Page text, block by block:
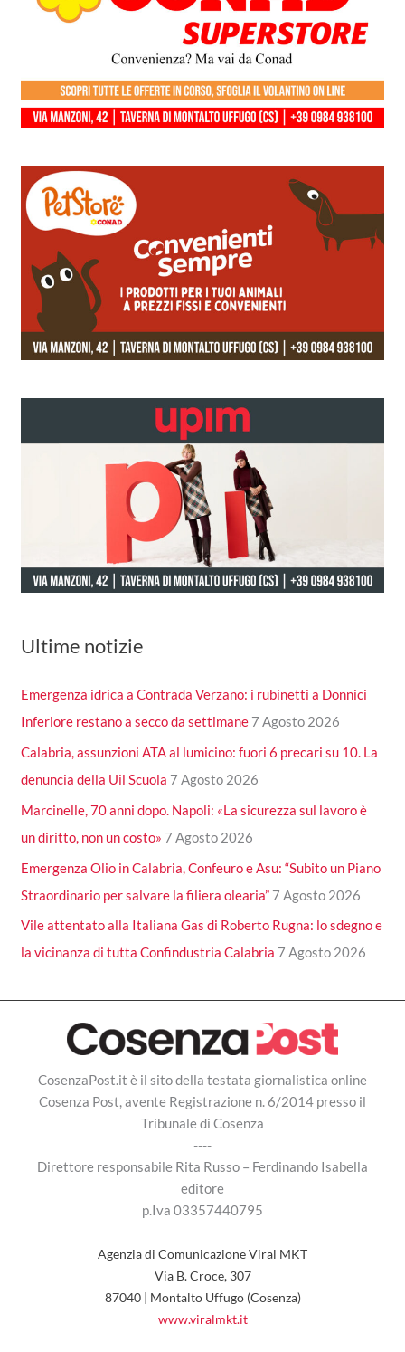
Ultime notizie
Emergenza idrica a Contrada Verzano: i rubinetti a Donnici
Inferiore restano a secco da settimane 7 Agosto 2026
Calabria, assunzioni ATA al lumicino: fuori 6 precari su 10. La
denuncia della Uil Scuola 7 Agosto 2026
Marcinelle, 70 anni dopo. Napoli: «La sicurezza sul lavoro è
un diritto, non un costo» 7 Agosto 2026
Emergenza Olio in Calabria, Confeuro e Asu: “Subito un Piano
Straordinario per salvare la filiera olearia” 7 Agosto 2026
Vile attentato alla Italiana Gas di Roberto Rugna: lo sdegno e
la vicinanza di tutta Confindustria Calabria 7 Agosto 2026
CosenzaPost.it è il sito della testata giornalistica online
Cosenza Post, avente Registrazione n. 6/2014 presso il
Tribunale di Cosenza
----
Direttore responsabile Rita Russo – Ferdinando Isabella
editore
p.Iva 03357440795
Agenzia di Comunicazione Viral MKT
Via B. Croce, 307
87040 | Montalto Uffugo (Cosenza)
www.viralmkt.it